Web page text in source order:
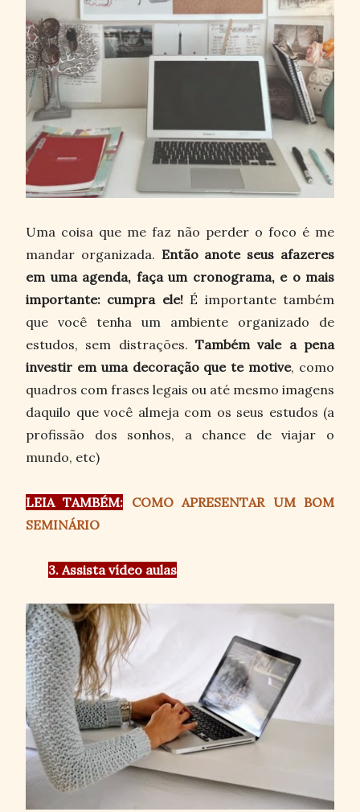
Uma coisa que me faz não perder o foco é me
mandar organizada. Então anote seus afazeres
em uma agenda, faça um cronograma, e o mais
importante: cumpra ele! É importante também
que você tenha um ambiente organizado de
estudos, sem distrações. Também vale a pena
investir em uma decoração que te motive, como
quadros com frases legais ou até mesmo imagens
daquilo que você almeja com os seus estudos (a
profissão dos sonhos, a chance de viajar o
mundo, etc)
LEIA TAMBÉM: COMO APRESENTAR UM BOM
SEMINÁRIO
3. Assista vídeo aulas